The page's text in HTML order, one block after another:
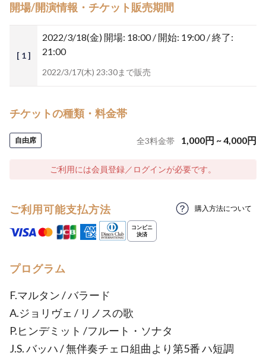
開場/開演情報・チケット販売期間
[ 1 ]
2022/3/18(金) 開場: 18:00 / 開始: 19:00 / 終了:
21:00
2022/3/17(木) 23:30まで販売
チケットの種類・料金帯
自由席 全3料金帯 1,000円 ~4,000円
ご利用には会員登録／ログインが必要です。
ご利用可能支払方法 購入方法について
プログラム
F.マルタン / バラード
A.ジョリヴェ / リノスの歌
P.ヒンデミット /フルート・ソナタ
J.S. バッハ / 無伴奏チェロ組曲より第5番 ハ短調